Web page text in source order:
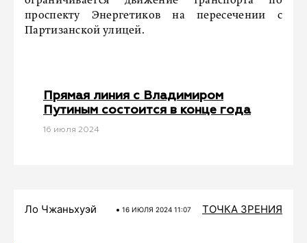
проспекту Энергетиков на пересечении с
Партизанской улицей.
Прямая линия с Владимиром
Путиным состоится в конце года
16 июля 2024
Ло Чжаньхуэй 16 ИЮЛЯ 2024 11:07 ТОЧКА ЗРЕНИЯ